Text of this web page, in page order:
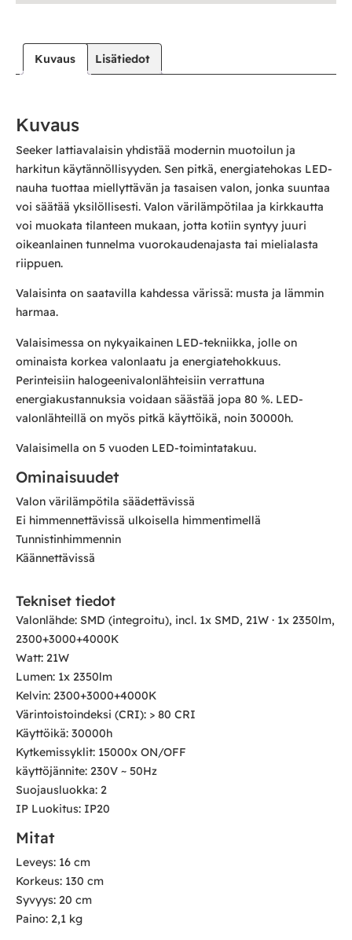
Kuvaus Lisätiedot
Kuvaus
Seeker lattiavalaisin yhdistää modernin muotoilun ja
harkitun käytännöllisyyden. Sen pitkä, energiatehokas LED-
nauha tuottaa miellyttävän ja tasaisen valon, jonka suuntaa
voi säätää yksilöllisesti. Valon värilämpötilaa ja kirkkautta
voi muokata tilanteen mukaan, jotta kotiin syntyy juuri
oikeanlainen tunnelma vuorokaudenajasta tai mielialasta
riippuen.
Valaisinta on saatavilla kahdessa värissä: musta ja lämmin
harmaa.
Valaisimessa on nykyaikainen LED-tekniikka, jolle on
ominaista korkea valonlaatu ja energiatehokkuus.
Perinteisiin halogeenivalonlähteisiin verrattuna
energiakustannuksia voidaan säästää jopa 80 %. LED-
valonlähteillä on myös pitkä käyttöikä, noin 30000h.
Valaisimella on 5 vuoden LED-toimintatakuu.
Ominaisuudet
Valon värilämpötila säädettävissä
Ei himmennettävissä ulkoisella himmentimellä
Tunnistinhimmennin
Käännettävissä
Tekniset tiedot
Valonlähde: SMD (integroitu), incl. 1x SMD, 21W · 1x 2350lm,
2300+3000+4000K
Watt: 21W
Lumen: 1x 2350lm
Kelvin: 2300+3000+4000K
Värintoistoindeksi (CRI): > 80 CRI
Käyttöikä: 30000h
Kytkemissyklit: 15000x ON/OFF
käyttöjännite: 230V ~ 50Hz
Suojausluokka: 2
IP Luokitus: IP20
Mitat
Leveys: 16 cm
Korkeus: 130 cm
Syvyys: 20 cm
Paino: 2,1 kg